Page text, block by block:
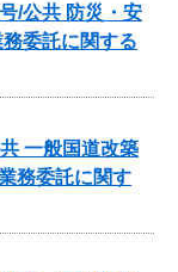
/公共 防災・安
委託に関する
一般国道改築
務委託に関す